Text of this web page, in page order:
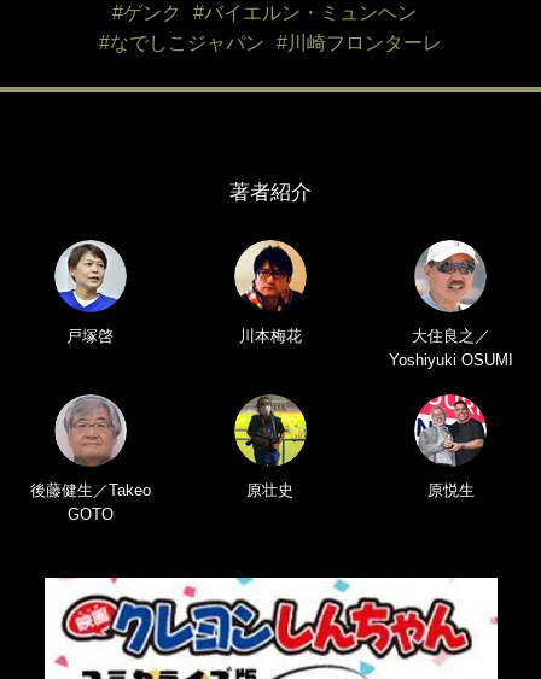
#ゲンク
#バイエルン・ミュンヘン
#なでしこジャパン
#川崎フロンターレ
著者紹介
戸塚啓 川本梅花
大住良之／
Yoshiyuki OSUMI
後藤健生／Takeo
GOTO
原壮史 原悦生